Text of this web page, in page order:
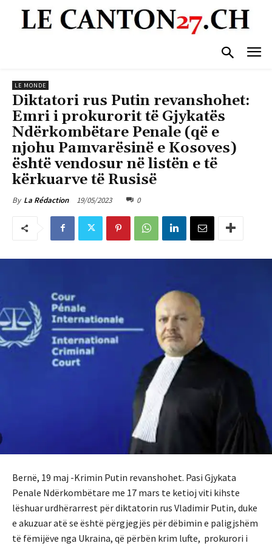
LE MONDE
Diktatori rus Putin revanshohet:
Emri i prokurorit të Gjykatës
Ndërkombëtare Penale (që e
njohu Pamvarësinë e Kosoves)
është vendosur në listën e të
kërkuarve të Rusisë
By La Rédaction 19/05/2023 0
Bernë, 19 maj -Krimin Putin revanshohet. Pasi Gjykata
Penale Ndërkombëtare me 17 mars te ketioj viti kihste
lëshuar urdhërarrest për diktatorin rus Vladimir Putin, duke
e akuzuar atë se është përgjegjës për dëbimin e paligjshëm
të fëmijëve nga Ukraina, që përbën krim lufte, prokurori i